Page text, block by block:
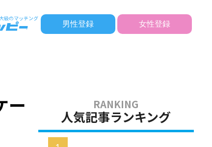
男性登録 女性登録
ー
人気記事ランキング